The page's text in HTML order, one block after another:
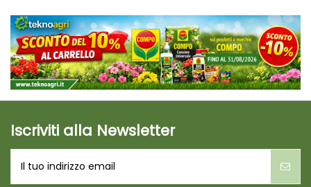
Iscriviti alla Newsletter